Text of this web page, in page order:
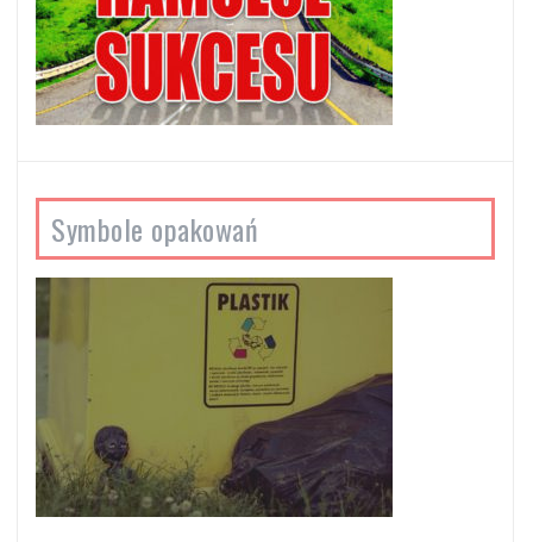
Symbole opakowań